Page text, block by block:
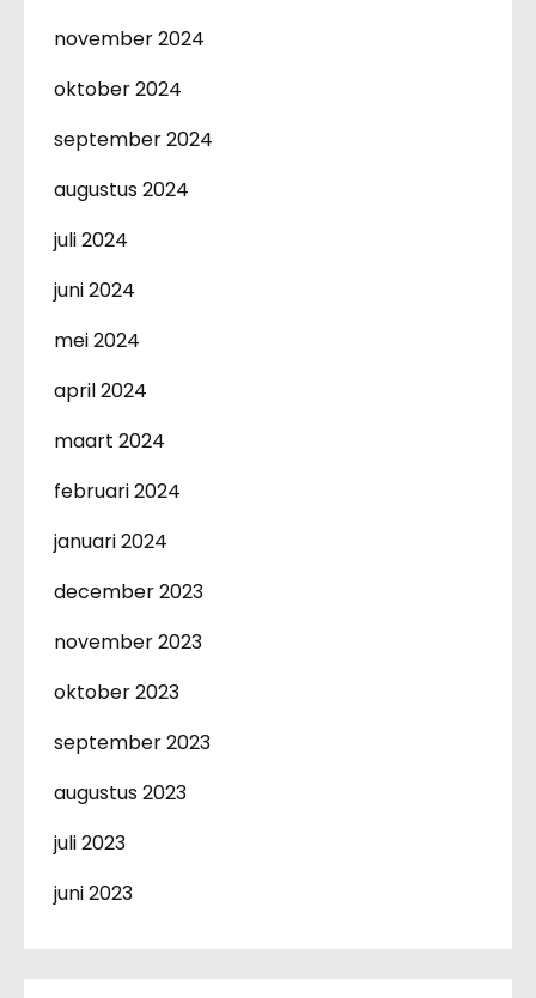
november 2024
oktober 2024
september 2024
augustus 2024
juli 2024
juni 2024
mei 2024
april 2024
maart 2024
februari 2024
januari 2024
december 2023
november 2023
oktober 2023
september 2023
augustus 2023
juli 2023
juni 2023